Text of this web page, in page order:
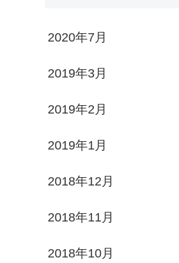
2020年7月
2019年3月
2019年2月
2019年1月
2018年12月
2018年11月
2018年10月